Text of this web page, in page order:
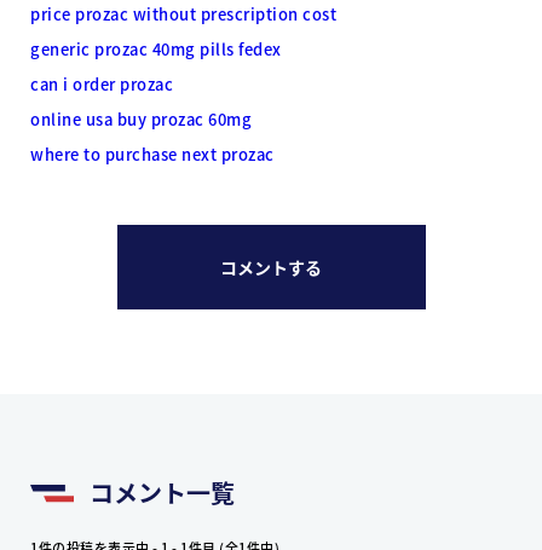
price prozac without prescription cost
generic prozac 40mg pills fedex
can i order prozac
online usa buy prozac 60mg
where to purchase next prozac
コメントする
コメント一覧